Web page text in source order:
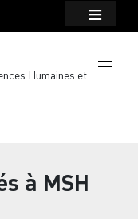
Humaines et
à MSH